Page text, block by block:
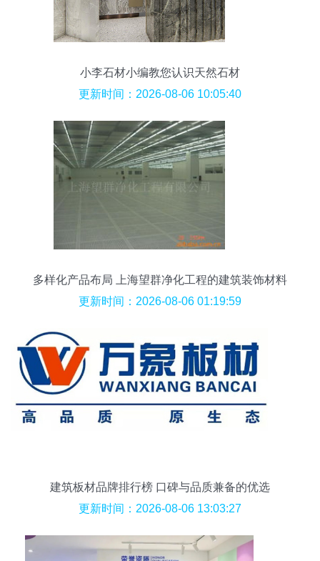
小李石材小编教您认识天然石材
更新时间：2026-08-06 10:05:40
多样化产品布局 上海望群净化工程的建筑装饰材料
销售服务
更新时间：2026-08-06 01:19:59
建筑板材品牌排行榜 口碑与品质兼备的优选
更新时间：2026-08-06 13:03:27